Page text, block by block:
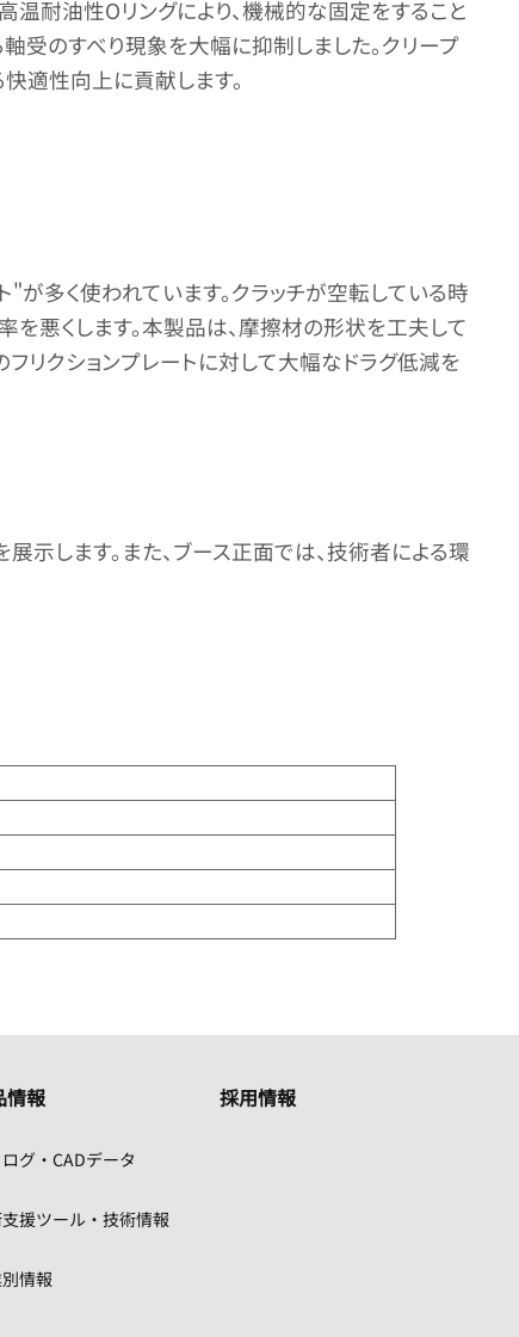
耐油性Oリングにより、機械的な固定をすること
受のすべり現象を大幅に抑制しました。クリープ
適性向上に貢献します。
多く使われています。クラッチが空転している時
悪くします。本製品は、摩擦材の形状を工夫して
リクションプレートに対して大幅なドラグ低減を
します。また、ブース正面では、技術者による環
情報
グ・CADデータ
援ツール・技術情報
情報
採用情報